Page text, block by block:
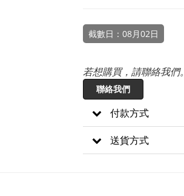
截數日：08月02日
若想購買，請聯絡我們。
聯絡我們
付款方式
送貨方式